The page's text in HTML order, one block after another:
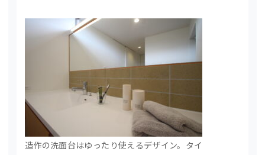
造作の洗面台はゆったり使えるデザイン。タイ